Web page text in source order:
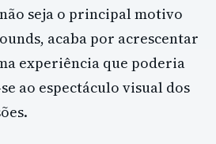
seja o principal motivo
acaba por acrescentar
experiência que poderia
ao espectáculo visual dos